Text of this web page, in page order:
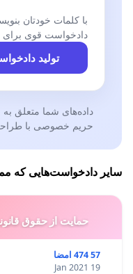
با کلمات خودتان
دادخواست قوی برای
تولید
داده‌های شما متعلق
حریم خصوصی با
سایر دادخواست‌هایی که
حمایت از حقوق
57 474 امضا
19 Jan 2021